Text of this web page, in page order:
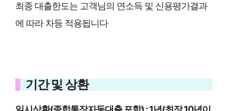
최종 대출한도는 고객님의 연소득 및 신용평가결과
에 따라 차등 적용됩니다
기간 및 상환